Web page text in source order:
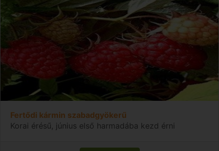
Fertődi kármin szabadgyökerű
Korai érésű, június első harmadába kezd érni